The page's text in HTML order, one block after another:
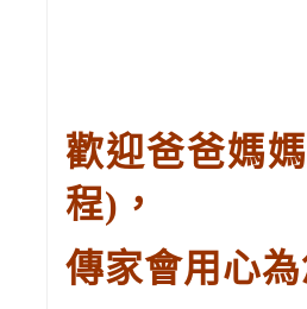
歡迎爸爸媽
程) ，
傳家會用心